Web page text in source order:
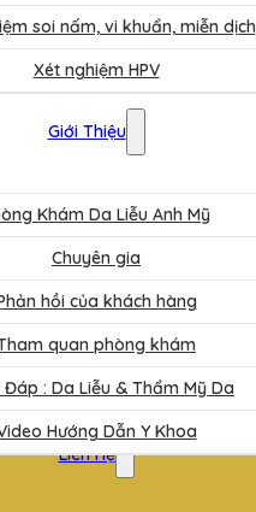
soi nấm, vi khuẩn, miễn dịch
Xét nghiệm HPV
Bảng Giá
Giới Thiệu
Khám Da Liễu Anh Mỹ
Chuyên gia
hồi của khách hàng
quan phòng khám
Đáp : Da Liễu & Thẩm Mỹ Da
Hướng Dẫn Y Khoa
Liên Hệ